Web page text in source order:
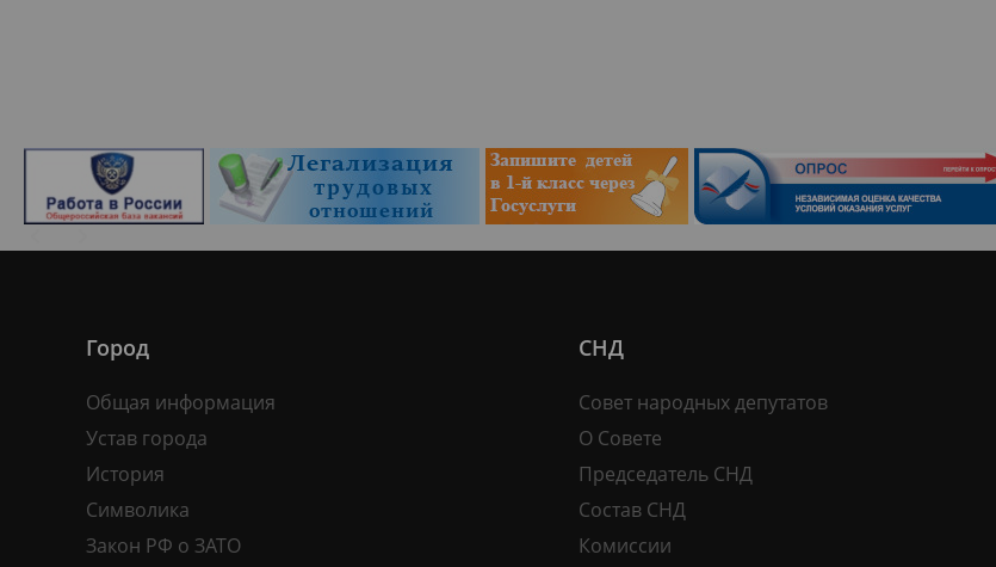
Город
Общая информация
Устав города
История
Символика
Закон РФ о ЗАТО
СНД
Совет народных депутатов
О Совете
Председатель СНД
Состав СНД
Комиссии